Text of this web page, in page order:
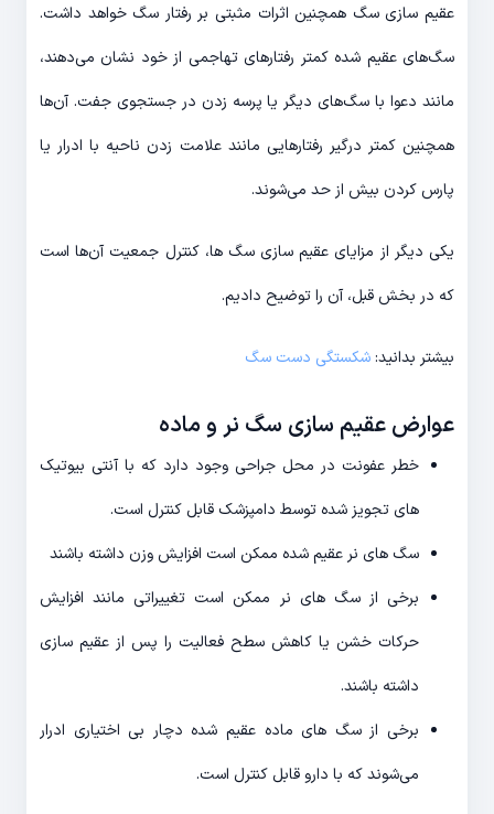
عقیم سازی سگ همچنین اثرات مثبتی بر رفتار سگ خواهد داشت.
سگ‌های عقیم شده کمتر رفتارهای تهاجمی از خود نشان می‌دهند،
مانند دعوا با سگ‌های دیگر یا پرسه زدن در جستجوی جفت. آن‌ها
همچنین کمتر درگیر رفتارهایی مانند علامت زدن ناحیه با ادرار یا
پارس کردن بیش از حد می‌شوند.
یکی دیگر از مزایای عقیم سازی سگ ها، کنترل جمعیت آن‌ها است
که در بخش قبل، آن را توضیح دادیم.
بیشتر بدانید:شکستگی دست سگ
عوارض عقیم سازی سگ نر و ماده
خطر عفونت در محل جراحی وجود دارد که با آنتی بیوتیک
های تجویز شده توسط دامپزشک قابل کنترل است.
سگ های نر عقیم شده ممکن است افزایش وزن داشته باشند
برخی از سگ های نر ممکن است تغییراتی مانند افزایش
حرکات خشن یا کاهش سطح فعالیت را پس از عقیم سازی
داشته باشند.
برخی از سگ های ماده عقیم شده دچار بی اختیاری ادرار
می‌شوند که با دارو قابل کنترل است.